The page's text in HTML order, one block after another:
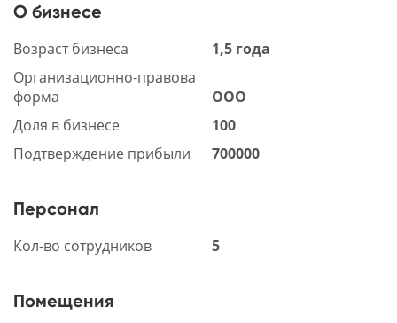
О бизнесе
Возраст бизнеса
1,5 года
Организационно-правова
форма
ООО
Доля в бизнесе
100
Подтверждение прибыли
700000
Персонал
Кол-во сотрудников 5
Помещения